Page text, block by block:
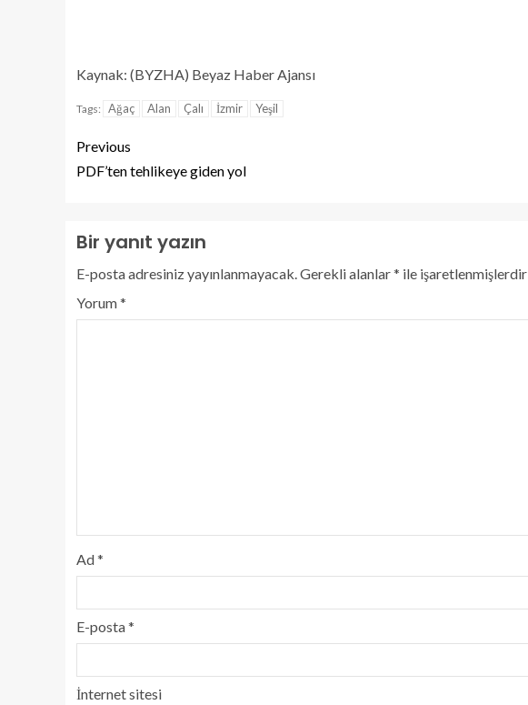
Kaynak: (BYZHA) Beyaz Haber Ajansı
Tags: Ağaç Alan Çalı İzmir Yeşil
Previous
PDF’ten tehlikeye giden yol
Bir yanıt yazın
E-posta adresiniz yayınlanmayacak.Gerekli alanlar* ile işaretlenmişlerdir
Yorum*
Ad*
E-posta*
İnternet sitesi